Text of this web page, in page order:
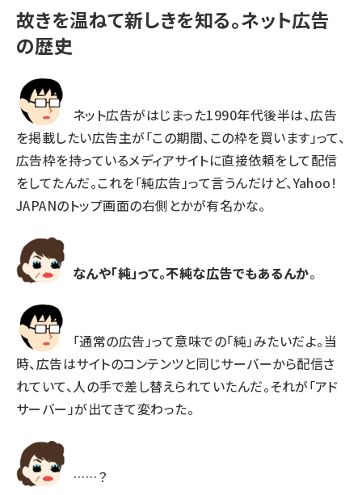
故きを温ねて新しきを知る。ネット広告
の歴史
ネット広告がはじまった1990年代後半は、広告
を掲載したい広告主が「この期間、この枠を買います」って、
広告枠を持っているメディアサイトに直接依頼をして配信
をしてたんだ。これを「純広告」って言うんだけど、Yahoo!
JAPANのトップ画面の右側とかが有名かな。
なんや「純」って。不純な広告でもあるんか。
「通常の広告」って意味での「純」みたいだよ。当
時、広告はサイトのコンテンツと同じサーバーから配信さ
れていて、人の手で差し替えられていたんだ。それが「アド
サーバー」が出てきて変わった。
……？